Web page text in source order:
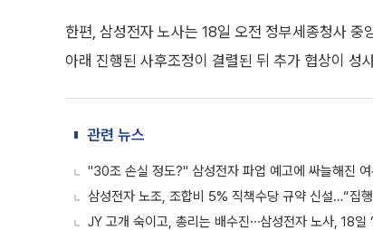
한편, 삼성전자 노사는 18일 오전 정부세종청사
아래 진행된 사후조정이 결렬된 뒤 추가 협상이 성
관련 뉴스
"30조 손실 정도?" 삼성전자 파업 예고에 싸늘해진
삼성전자 노조, 조합비 5% 직책수당 규약 신설…“집
JY 고개 숙이고, 총리는 배수진⋯삼성전자 노사, 18일